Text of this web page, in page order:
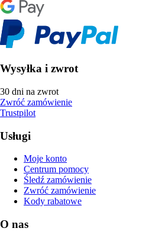
Wysyłka i zwrot
30 dni na zwrot
Zwróć zamówienie
Trustpilot
Usługi
Moje konto
Centrum pomocy
Śledź zamówienie
Zwróć zamówienie
Kody rabatowe
O nas